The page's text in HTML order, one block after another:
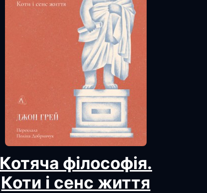
Котяча філософія.
Коти і сенс життя